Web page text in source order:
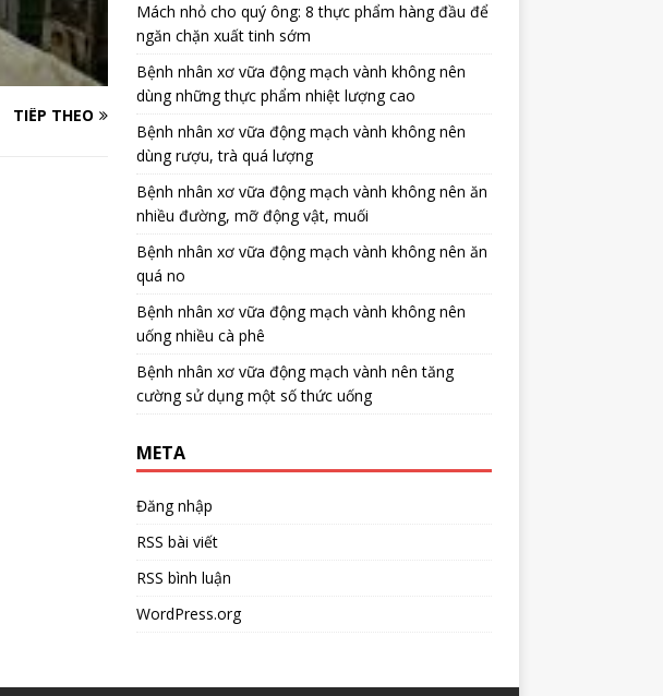
TIẾP THEO
Mách nhỏ cho quý ông: 8 thực phẩm hàng đầu để
ngăn chặn xuất tinh sớm
Bệnh nhân xơ vữa động mạch vành không nên
dùng những thực phẩm nhiệt lượng cao
Bệnh nhân xơ vữa động mạch vành không nên
dùng rượu, trà quá lượng
Bệnh nhân xơ vữa động mạch vành không nên ăn
nhiều đường, mỡ động vật, muối
Bệnh nhân xơ vữa động mạch vành không nên ăn
quá no
Bệnh nhân xơ vữa động mạch vành không nên
uống nhiều cà phê
Bệnh nhân xơ vữa động mạch vành nên tăng
cường sử dụng một số thức uống
META
Đăng nhập
RSS bài viết
RSS bình luận
WordPress.org